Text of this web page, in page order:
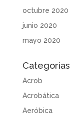
octubre 2020
junio 2020
mayo 2020
Categorías
Acrob
Acrobática
Aeróbica